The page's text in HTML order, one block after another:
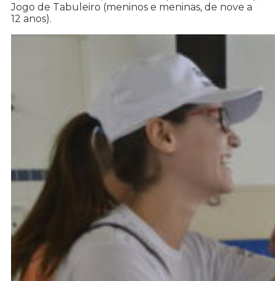
Jogo de Tabuleiro (meninos e meninas, de nove a
12 anos).